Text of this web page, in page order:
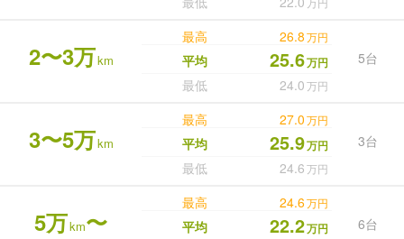
2〜3万km
最高 26.8万円
5台
平均 25.6万円
最低 24.0万円
3〜5万km
最高 27.0万円
3台
平均 25.9万円
最低 24.6万円
5万km〜
最高 24.6万円
6台
平均 22.2万円